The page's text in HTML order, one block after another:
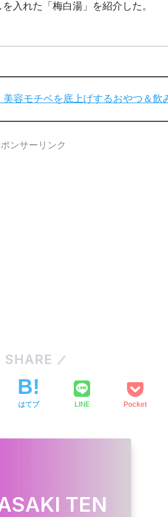
入れた「梅白湯」を紹介した。
容モチベを底上げするおやつ＆飲
ンサーリンク
SHARE
はてブ LINE Pocket
TEN